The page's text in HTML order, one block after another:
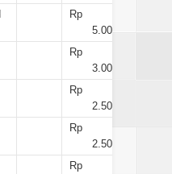
Rp
5.000
Rp
3.000
Rp
2.500
Rp
2.500
Rp